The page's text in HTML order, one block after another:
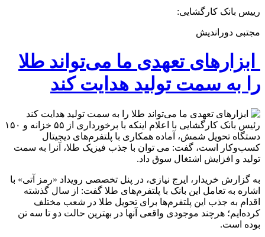
رییس بانک کارگشایی:
مجتبی دوراندیش
ابزارهای تعهدی ما می‌تواند طلا
را به سمت تولید هدایت کند
رئیس بانک کارگشایی با اعلام اینکه با برخورداری از ۵۵ خزانه و ۱۵۰
دستگاه تحویل شمش، آماده همکاری با پلتفرم‌های دیجیتال
کسب‌وکار است، گفت: می توان با جذب فیزیک طلا، آنرا به سمت
تولید و افزایش اشتغال سوق داد.
به گزارش خریدار، ایرج نیازی، در پنل تخصصی رویداد «رمز آتی» با
اشاره به تعامل این بانک با پلتفرم‌های طلا گفت: از سال گذشته
اقدام به جذب این پلتفرم‌ها برای تحویل طلا در شعب مختلف
کرده‌ایم؛ هرچند موجودی واقعی آنها در بهترین حالت دو تا سه تن
بوده است.